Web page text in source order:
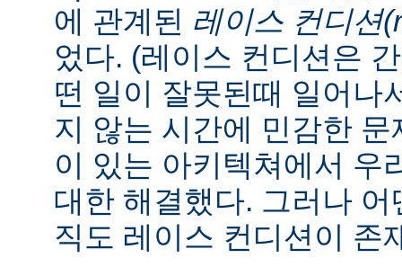
에 관계된 레이스 컨디션
었다. (레이스 컨디션은
떤 일이 잘못된때 일어나
지 않는 시간에 민감한
이 있는 아키텍쳐에서 우
대한 해결했다. 그러나
직도 레이스 컨디션이 존